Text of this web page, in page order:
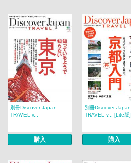
別冊Discover Japan
TRAVEL v...
購入
別冊Discover Japan
TRAVEL v... [Lite版]
購入